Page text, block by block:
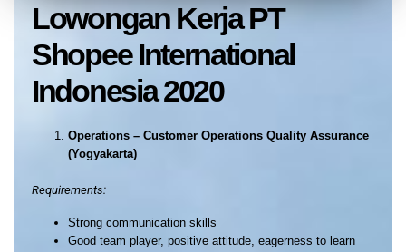
Lowongan Kerja PT
Shopee International
Indonesia 2020
Operations – Customer Operations Quality Assurance
(Yogyakarta)
Requirements:
Strong communication skills
Good team player, positive attitude, eagerness to learn